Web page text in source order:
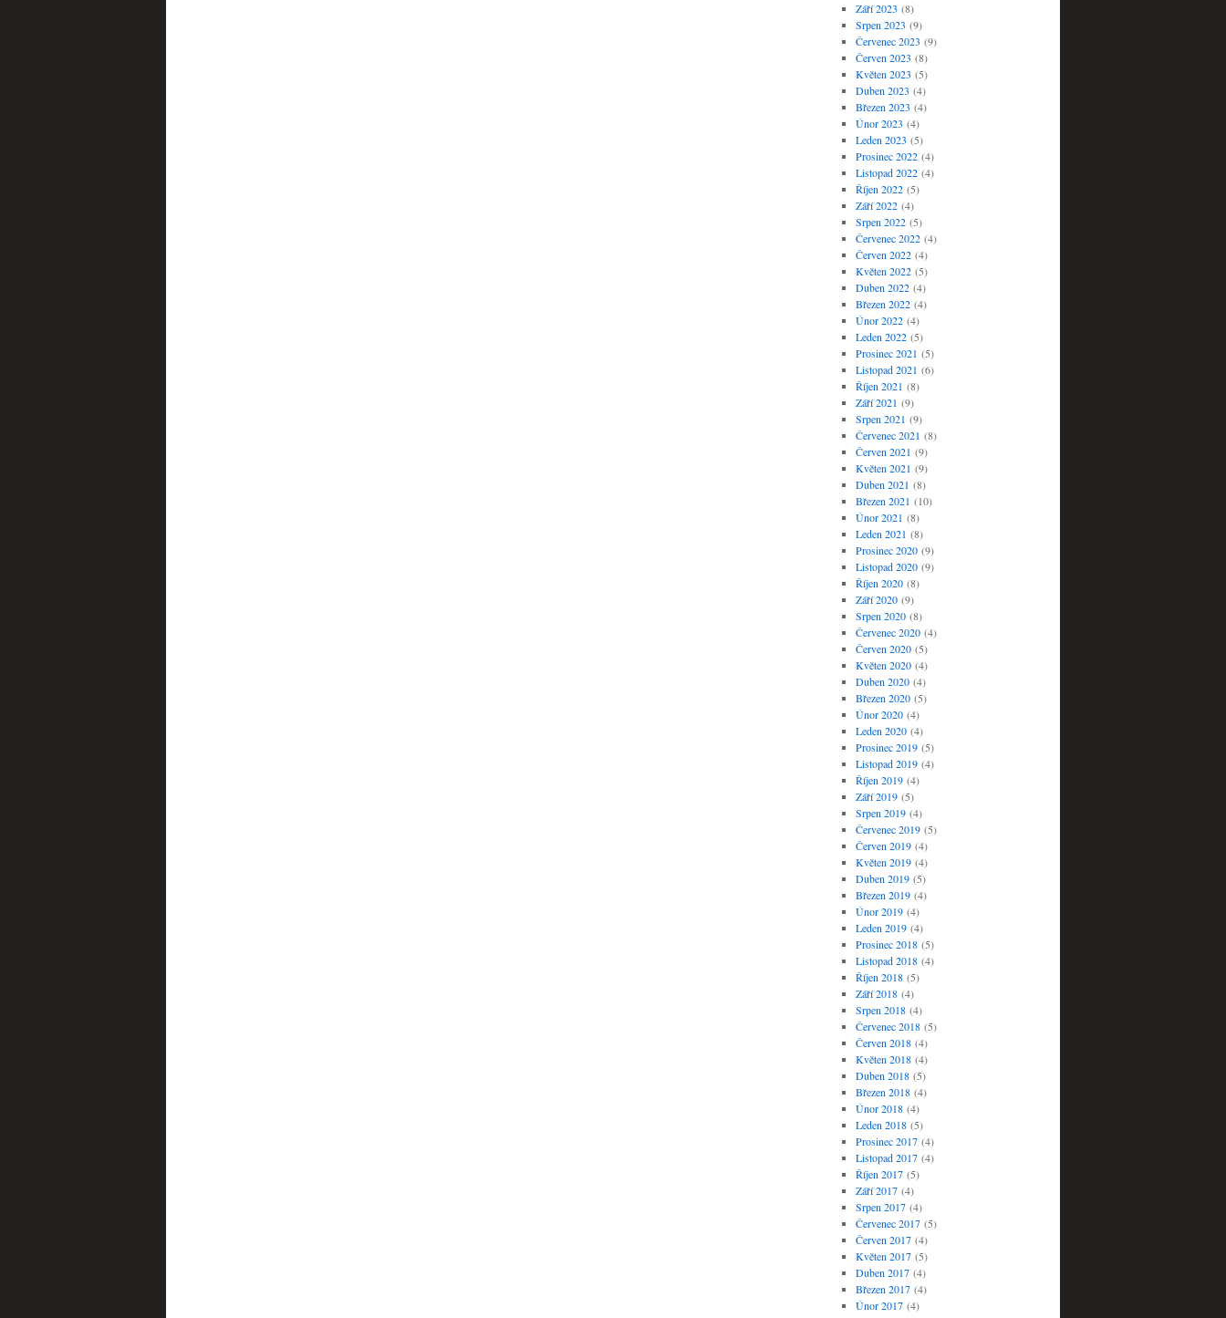
Září 2023 (8)
Srpen 2023 (9)
Červenec 2023 (9)
Červen 2023 (8)
Květen 2023 (5)
Duben 2023 (4)
Březen 2023 (4)
Únor 2023 (4)
Leden 2023 (5)
Prosinec 2022(4)
Listopad 2022(4)
Říjen 2022(5)
Září 2022(4)
Srpen 2022(5)
Červenec 2022(4)
Červen 2022(4)
Květen 2022(5)
Duben 2022(4)
Březen 2022(4)
Únor 2022(4)
Leden 2022(5)
Prosinec 2021 (5)
Listopad 2021 (6)
Říjen 2021 (8)
Září 2021 (9)
Srpen 2021 (9)
Červenec 2021 (8)
Červen 2021 (9)
Květen 2021 (9)
Duben 2021 (8)
Březen 2021 (10)
Únor 2021 (8)
Leden 2021 (8)
Prosinec 2020(9)
Listopad 2020(9)
Říjen 2020(8)
Září 2020(9)
Srpen 2020(8)
Červenec 2020(4)
Červen 2020(5)
Květen 2020(4)
Duben 2020(4)
Březen 2020(5)
Únor 2020(4)
Leden 2020(4)
Prosinec 2019(5)
Listopad 2019(4)
Říjen 2019(4)
Září 2019(5)
Srpen 2019(4)
Červenec 2019(5)
Červen 2019(4)
Květen 2019(4)
Duben 2019(5)
Březen 2019(4)
Únor 2019(4)
Leden 2019(4)
Prosinec 2018(5)
Listopad 2018(4)
Říjen 2018(5)
Září 2018(4)
Srpen 2018(4)
Červenec 2018(5)
Červen 2018(4)
Květen 2018(4)
Duben 2018(5)
Březen 2018(4)
Únor 2018(4)
Leden 2018(5)
Prosinec 2017(4)
Listopad 2017(4)
Říjen 2017(5)
Září 2017(4)
Srpen 2017(4)
Červenec 2017(5)
Červen 2017(4)
Květen 2017(5)
Duben 2017(4)
Březen 2017(4)
Únor 2017(4)